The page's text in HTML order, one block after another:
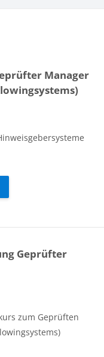
Manager
Geprüfter
zum Geprüften